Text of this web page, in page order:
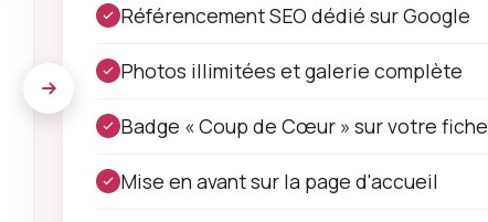
Référencement SEO dédié sur Google
Photos illimitées et galerie complète
Badge « Coup de Cœur » sur votre fiche
Mise en avant sur la page d'accueil